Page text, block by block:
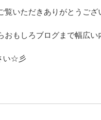
いただきありがとうござ
もしろブログまで幅広い
い☆彡